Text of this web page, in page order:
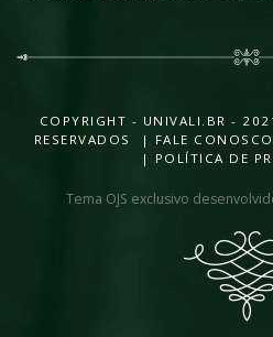
COPYRIGHT - UNIVALI.BR -
RESERVADOS |
FALE CONOSCO
| POLÍTICA DE
Tema OJS exclusivo